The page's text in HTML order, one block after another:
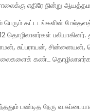
எதிரே நின்று
தொழிலாளர்கள்
சுப்பராயன், சின்னையன்,
கண்ட